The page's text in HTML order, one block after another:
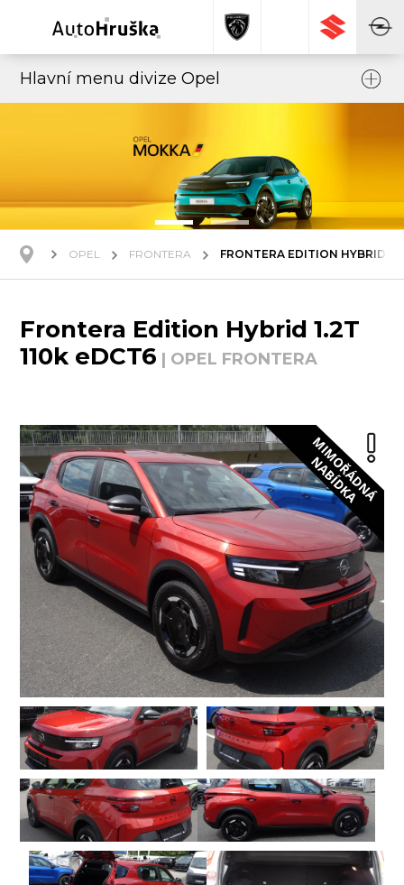
Hlavní menu divize Opel
OPEL FRONTERA FRONTERA EDITION HYBRID
Frontera Edition Hybrid 1.2T
110k eDCT6 | OPEL FRONTERA